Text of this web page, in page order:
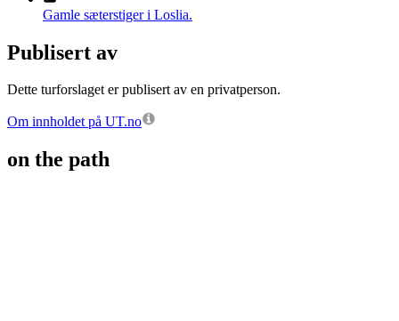
Gamle sæterstiger i Loslia.
Publisert av
Dette turforslaget er publisert av en privatperson.
Om innholdet på UT.no
on the path